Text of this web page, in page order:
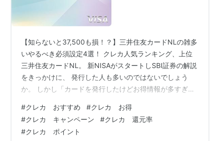
【知らないと37,500も損！？】三井住友カードNLの雑多
いやるべき必須設定4選！ クレカ人気ランキング、上位
三井住友カードNL。 新NISAがスタートしSBI証券の解説
をきっかけに、 発行した人も多いのではないでしょう
か。 しかし「カードを発行したけどお得情報が多すぎ
こちでお見かけします。 そこで今回は、三井住友カード
NLを発行したら まずやるべきことを４つご紹介します！
今日お伝えする内容を知っているか知っていないかで年
#クレカ おすすめ #クレカ お得
#クレカ キャンペーン #クレカ 還元率
#クレカ ポイント